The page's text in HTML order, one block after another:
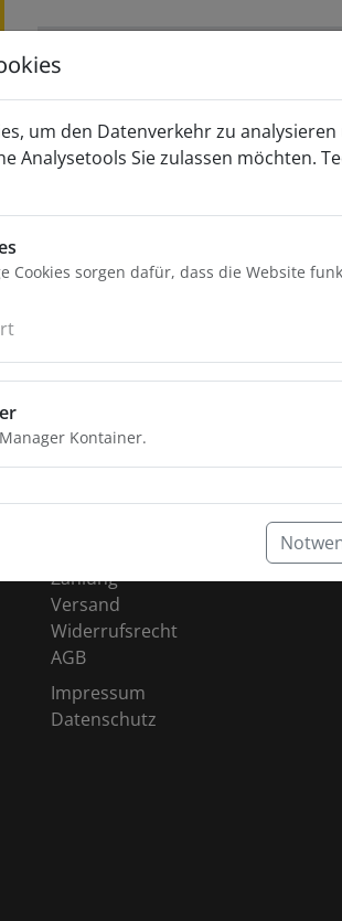
Zahlung
Versand
Widerrufsrecht
AGB
Impressum
Datenschutz
um den Datenverkehr zu
Analysetools Sie zulassen möchten.
Cookies sorgen dafür, dass die Website
Kontainer.